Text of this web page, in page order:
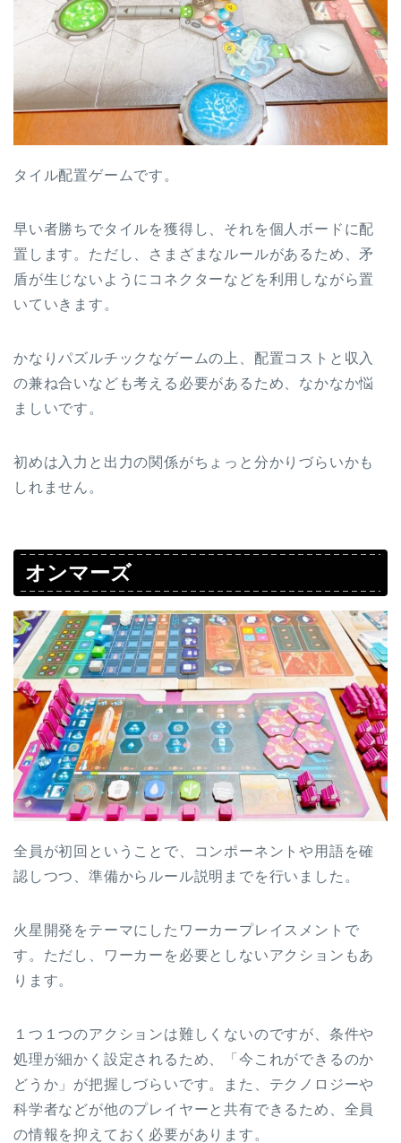
タイル配置ゲームです。
早い者勝ちでタイルを獲得し、それを個人ボードに配
置します。ただし、さまざまなルールがあるため、矛
盾が生じないようにコネクターなどを利用しながら置
いていきます。
かなりパズルチックなゲームの上、配置コストと収入
の兼ね合いなども考える必要があるため、なかなか悩
ましいです。
初めは入力と出力の関係がちょっと分かりづらいかも
しれません。
オンマーズ
全員が初回ということで、コンポーネントや用語を確
認しつつ、準備からルール説明までを行いました。
火星開発をテーマにしたワーカープレイスメントで
す。ただし、ワーカーを必要としないアクションもあ
ります。
１つ１つのアクションは難しくないのですが、条件や
処理が細かく設定されるため、「今これができるのか
どうか」が把握しづらいです。また、テクノロジーや
科学者などが他のプレイヤーと共有できるため、全員
の情報を抑えておく必要があります。